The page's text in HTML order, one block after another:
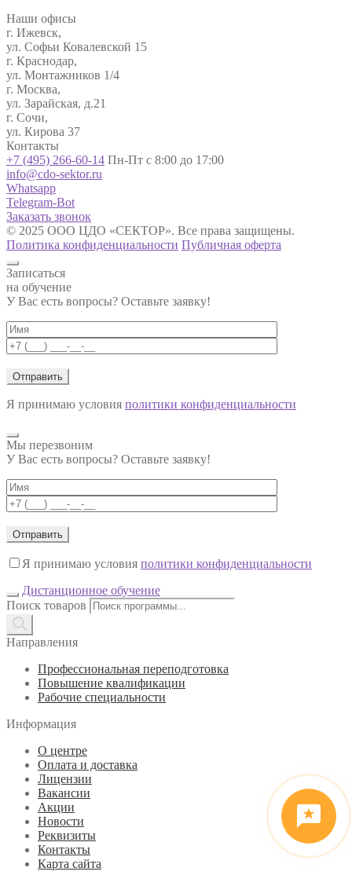
Наши офисы
г. Ижевск,
ул. Софьи Ковалевской 15
г. Краснодар,
ул. Монтажников 1/4
г. Москва,
ул. Зарайская, д.21
г. Сочи,
ул. Кирова 37
Контакты
+7 (495) 266-60-14 Пн-Пт с 8:00 до 17:00
info@cdo-sektor.ru
Whatsapp
Telegram-Bot
Заказать звонок
© 2025 ООО ЦДО «СЕКТОР». Все права защищены.
Политика конфиденциальности Публичная оферта
Записаться
на обучение
У Вас есть вопросы? Оставьте заявку!
Я принимаю условия политики конфиденциальности
Мы перезвоним
У Вас есть вопросы? Оставьте заявку!
Я принимаю условия политики конфиденциальности
Дистанционное обучение
Поиск товаров
Направления
Профессиональная переподготовка
Повышение квалификации
Рабочие специальности
Информация
О центре
Оплата и доставка
Лицензии
Вакансии
Акции
Новости
Реквизиты
Контакты
Карта сайта